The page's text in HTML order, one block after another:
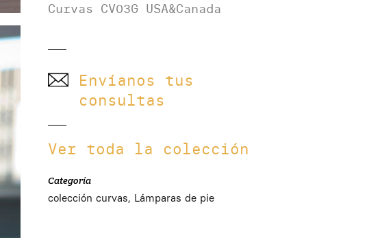
Curvas CV03G USA&Canada
Envíanos tus
consultas
Ver toda la colección
Categoría
colección curvas, Lámparas de pie